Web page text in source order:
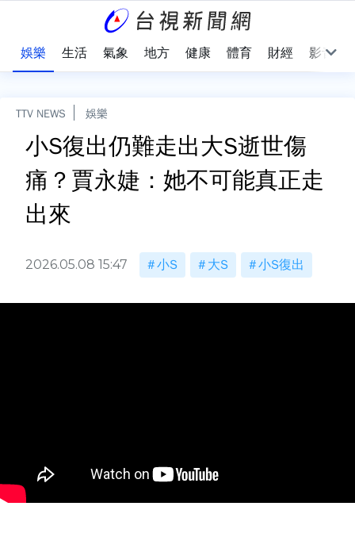
娛樂 生活 氣象 地方 健康 體育 財經 影音
TTV NEWS 娛樂
小S復出仍難走出大S逝世傷
痛？賈永婕：她不可能真正走
出來
2026.05.08 15:47 小S 大S 小S復出